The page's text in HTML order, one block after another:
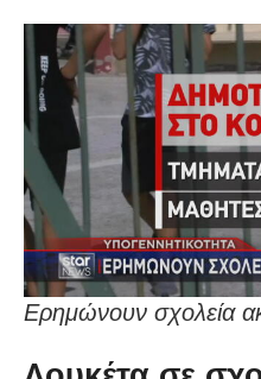
Ερημώνουν σχολεία